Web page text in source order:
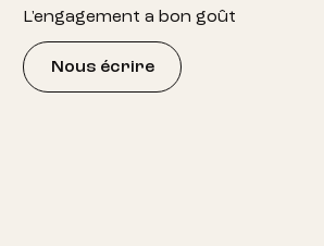
L'engagement a bon goût
Nous écrire